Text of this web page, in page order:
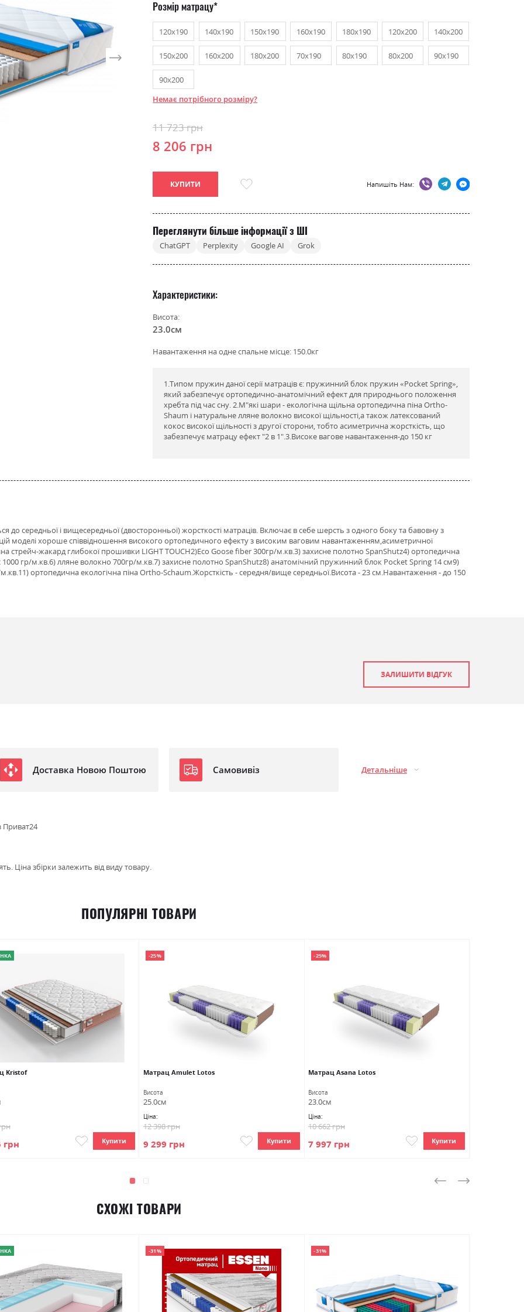
Розмір матрацу
120х190 140х190 150х190 160х190 180х190 120х200 140х200
150х200 160х200 180х200 70х190 80х190 80х200 90х190
90х200
Немає потрібного розміру?
8 206 грн
11 723 грн
КУПИТИ Напишіть Нам:
Переглянути більше інформації з ШІ
ChatGPT Perplexity Google AI Grok
Характеристики
Висота:
23.0см
Навантаження на одне спальне місце: 150.0кг
1.Типом пружин даної серії матраців є: пружинний блок пружин «Pocket Spring»,
який забезпечує ортопедично-анатомічний ефект для природнього положення
хребта під час сну. 2.М"які шари - екологічна щільна ортопедична піна Ortho-
Shaum і натуральне лляне волокно високої щільності,а також латексований
кокос високої щільності з другої сторони, тобто асиметрична жорсткість, що
забезпечує матрацу ефект "2 в 1".3.Високе вагове навантаження-до 150 кг
до середньої і вищесередньої (двосторонньої) жорсткості матраців. Включає в себе шерсть з одного боку та бавовну з
моделі хороше співвідношення високого ортопедичного ефекту з високим ваговим навантаженням,асиметричної
стрейч-жакард глибокої прошивки LIGHT TOUCH2)Eco Goose fiber 300гр/м.кв.3) захисне полотно SpanShutz4) ортопедична
1000 гр/м.кв.6) лляне волокно 700гр/м.кв.7) захисне полотно SpanShutz8) анатомічний пружинний блок Pocket Spring 14 см9)
ортопедична екологічна піна Ortho-Schaum.Жорсткість - середня/вище середньої.Висота - 23 см.Навантаження - до 150
ЗАЛИШИТИ ВІДГУК
Доставка Новою Поштою Самовивіз Детальніше
Приват24
Ціна збірки залежить від виду товару.
ПОПУЛЯРНІ ТОВАРИ
Kristof
грн Купити
-25%
Матрац Amulet Lotos
Висота
25.0см
Ціна:
9 299 грн
12 398 грн
Купити
-25%
Матрац Asana Lotos
Висота
23.0см
Ціна:
7 997 грн
10 662 грн
Купити
СХОЖІ ТОВАРИ
-31% -31%